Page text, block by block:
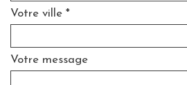
Votre ville *
Votre message